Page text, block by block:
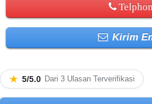
Kirim
★ 5/5.0 Dari 3 Ulasan Terverifikasi